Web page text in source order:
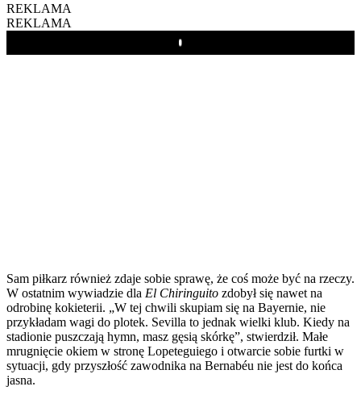
REKLAMA
REKLAMA
Play
Sam piłkarz również zdaje sobie sprawę, że coś może być na rzeczy.
W ostatnim wywiadzie dla El Chiringuito zdobył się nawet na
odrobinę kokieterii. „W tej chwili skupiam się na Bayernie, nie
przykładam wagi do plotek. Sevilla to jednak wielki klub. Kiedy na
stadionie puszczają hymn, masz gęsią skórkę”, stwierdził. Małe
mrugnięcie okiem w stronę Lopeteguiego i otwarcie sobie furtki w
sytuacji, gdy przyszłość zawodnika na Bernabéu nie jest do końca
jasna.